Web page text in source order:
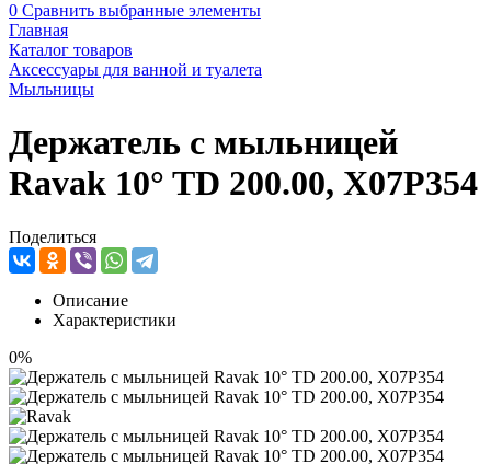
0 Сравнить выбранные элементы
Главная
Каталог товаров
Аксессуары для ванной и туалета
Мыльницы
Держатель с мыльницей
Ravak 10° TD 200.00, X07P354
Поделиться
Описание
Характеристики
0%